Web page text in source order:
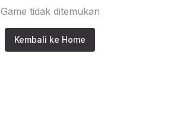
Game tidak ditemukan
Kembali ke Home